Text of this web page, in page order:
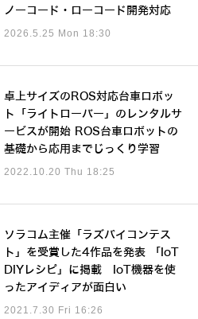
ノーコード・ローコード開発対応
2026.5.25 Mon 18:30
卓上サイズのROS対応台車ロボッ
ト「ライトローバー」のレンタルサ
ービスが開始 ROS台車ロボットの
基礎から応用までじっくり学習
2022.10.20 Thu 18:25
ソラコム主催「ラズパイコンテス
ト」を受賞した4作品を発表 「IoT
DIYレシピ」に掲載 IoT機器を使
ったアイディアが面白い
2021.7.30 Fri 16:26